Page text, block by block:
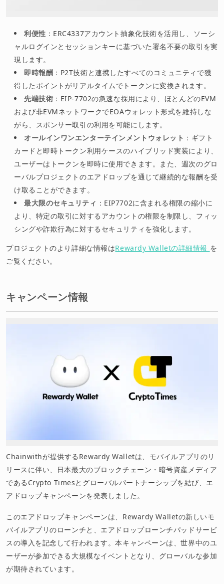
利便性 ：ERC4337アカウント抽象化技術を活用し、ソーシ
ャルログインとセッションキーに基づいた署名不要の取引を実
現します。
即時報酬 ：P2T技術と連携したすべてのコミュニティで獲
得したポイントがリアルタイムでトークンに変換されます。
先端技術 ：EIP-7702の急速な採用により、ほとんどのEVM
および非EVMネットワークでEOAウォレット形式を維持しな
がら、スポンサー取引の利用を可能にします。
オールインワンエンターテインメントウォレット ：ギフト
カードと即時トークン利用ケースのハイブリッド実装により、
ユーザーはトークンを即時に使用できます。また、週次のグロ
ーバルプロジェクトのエアドロップを通じて継続的な報酬を受
け取ることができます。
最大限のセキュリティ ：EIP7702に含まれる権限の縮小に
より、特定の取引に対するアカウントの権限を制限し、フィッ
シングや詐欺行為に対するセキュリティを強化します。
プロジェクトのより詳細な情報はRewardy Walletの詳細情報 を
ご覧ください。
キャンペーン情報
Chainwithが提供するRewardy Walletは、モバイルアプリのリ
リースに伴い、日本最大のブロックチェーン・暗号資産メディア
であるCrypto Timesとグローバルパートナーシップを結び、エ
アドロップキャンペーンを発表しました。
このエアドロップキャンペーンは、Rewardy Walletの新しいモ
バイルアプリのローンチと、エアドロップローンチパッドサービ
スの導入を記念して行われます。本キャンペーンは、世界中のユ
ーザーが参加できる大規模なイベントとなり、グローバルな参加
が期待されています。